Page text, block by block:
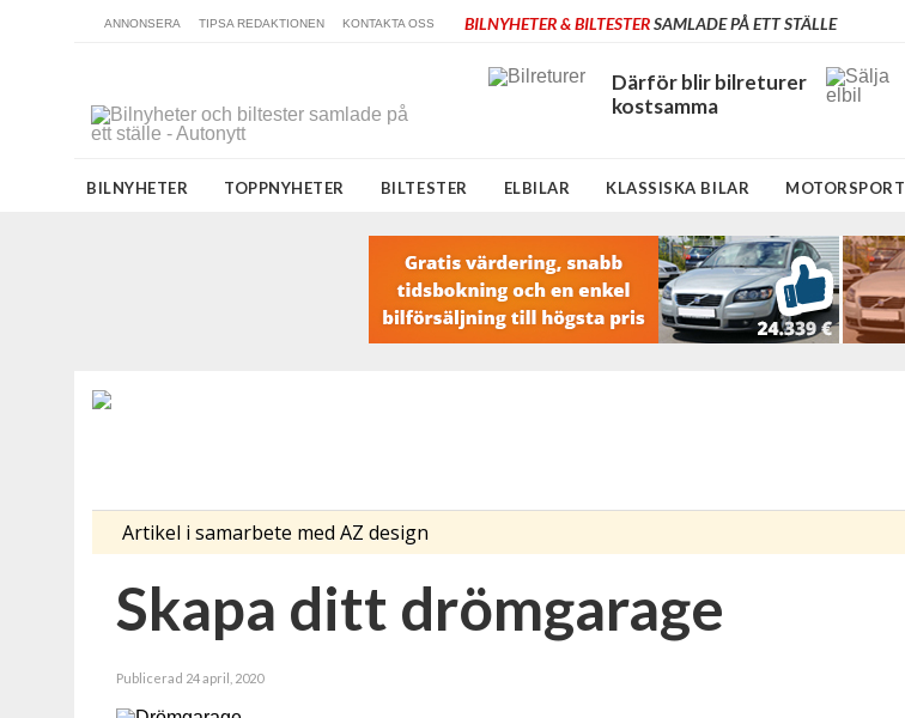
ANNONSERA TIPSA REDAKTIONEN KONTAKTA OSS BILNYHETER & BILTESTERSAMLADE PÅ ETT STÄLLE
Därför blir bilreturer
kostsamma
BILNYHETER TOPPNYHETER BILTESTER ELBILAR KLASSISKA BILAR MOTORSPORT
Artikel i samarbete med AZ design
Skapa ditt drömgarage
Publicerad 24 april, 2020